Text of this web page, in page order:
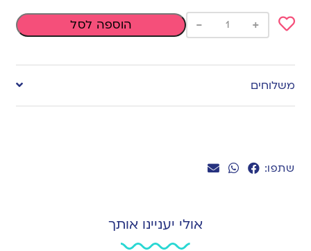
שתפו:
to
wishlist
+
- הוספה לסל
משלוחים
אולי יעניינו אותך